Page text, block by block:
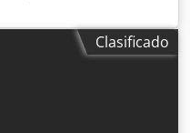
del producto: Freidoras
mm Altura: 1800 mm
(W): 47150 Año de
de filtrado de
y 2x ORE540) y bandeja
Clasificado